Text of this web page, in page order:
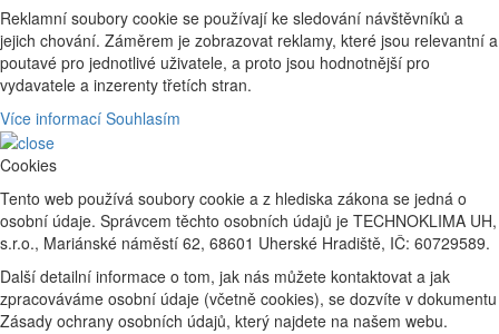
Reklamní soubory cookie se používají ke sledování návštěvníků a
jejich chování. Záměrem je zobrazovat reklamy, které jsou relevantní a
poutavé pro jednotlivé uživatele, a proto jsou hodnotnější pro
vydavatele a inzerenty třetích stran.
Více informací Souhlasím
Cookies
Tento web používá soubory cookie a z hlediska zákona se jedná o
osobní údaje. Správcem těchto osobních údajů je TECHNOKLIMA UH,
s.r.o., Mariánské náměstí 62, 68601 Uherské Hradiště, IČ: 60729589.
Další detailní informace o tom, jak nás můžete kontaktovat a jak
zpracováváme osobní údaje (včetně cookies), se dozvíte v dokumentu
Zásady ochrany osobních údajů, který najdete na našem webu.